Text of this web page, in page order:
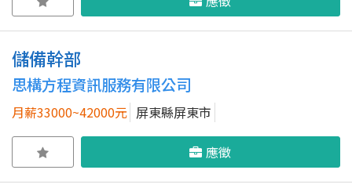
儲備幹部
思構方程資訊服務有限公司
月薪33000~42000元 屏東縣屏東市
應徵